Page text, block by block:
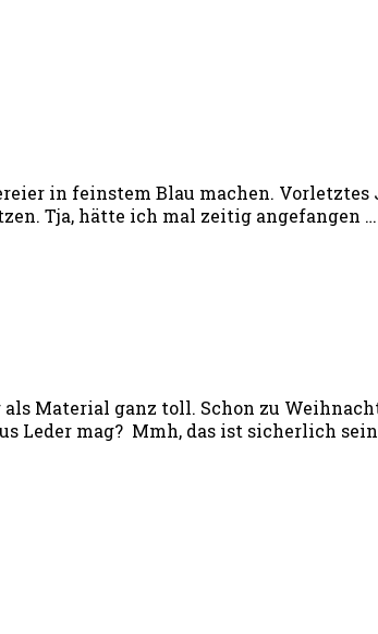
in feinstem Blau machen.
Tja, hätte ich mal zeitig angefangen
Material ganz toll. Schon zu
Leder mag? Mmh, das ist sicherlich